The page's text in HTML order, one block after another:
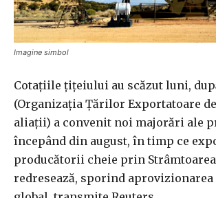
Imagine simbol
Cotaţiile ţiţeiului au scăzut luni,
(Organizaţia Ţărilor Exportatoare
aliaţii) a convenit noi majorări ale
începând din august, în timp ce
producătorii cheie prin
redresează, sporind aprovizionarea